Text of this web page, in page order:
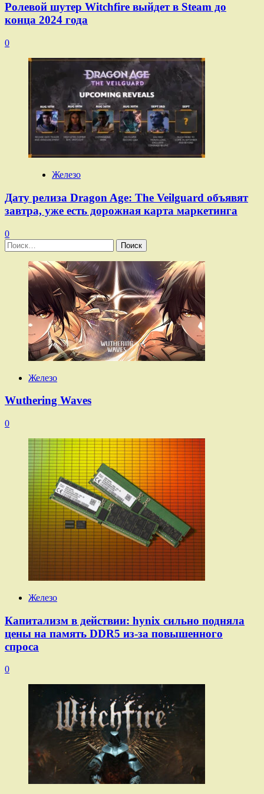
Ролевой шутер Witchfire выйдет в Steam до
конца 2024 года
0
Железо
Дату релиза Dragon Age: The Veilguard объявят
завтра, уже есть дорожная карта маркетинга
0
Найти:
Железо
Wuthering Waves
0
Железо
Капитализм в действии: hynix сильно подняла
цены на память DDR5 из-за повышенного
спроса
0